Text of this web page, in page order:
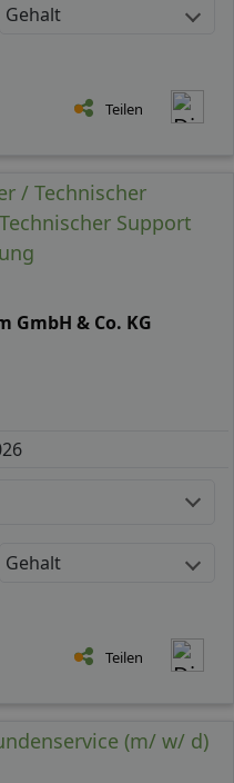
Gehalt
Teilen
/ Technischer
Support
GmbH & Co. KG
Gehalt
Teilen
(m/ w/ d)